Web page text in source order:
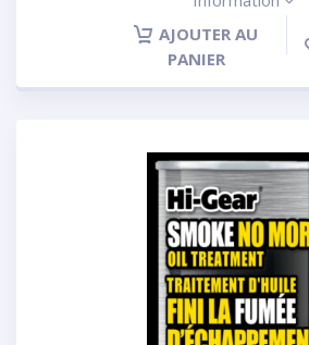
AJOUTER AU
PANIER